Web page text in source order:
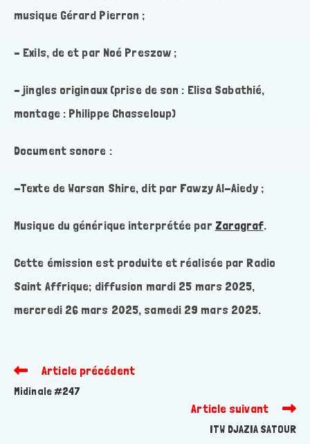
musique Gérard Pierron ;
– Exils, de et par Noé Preszow ;
– jingles originaux (prise de son : Elisa Sabathié,
montage : Philippe Chasseloup)
Document sonore :
-Texte de Warsan Shire, dit par Fawzy Al-Aiedy ;
Musique du générique interprétée par Zaragraf.
Cette émission est produite et réalisée par Radio
Saint Affrique; diffusion mardi 25 mars 2025,
mercredi 26 mars 2025, samedi 29 mars 2025.
Read
articles
Article précédent
Midinale #247
Article suivant
ITW DJAZIA SATOUR